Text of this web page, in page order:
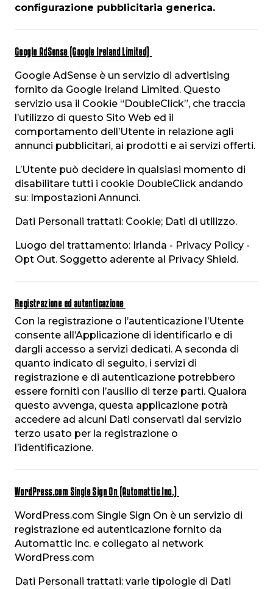
configurazione pubblicitaria generica.
Google AdSense (Google Ireland Limited)
Google AdSense è un servizio di advertising
fornito da Google Ireland Limited. Questo
servizio usa il Cookie “DoubleClick”, che traccia
l’utilizzo di questo Sito Web ed il
comportamento dell’Utente in relazione agli
annunci pubblicitari, ai prodotti e ai servizi offerti.
L’Utente può decidere in qualsiasi momento di
disabilitare tutti i cookie DoubleClick andando
su: Impostazioni Annunci.
Dati Personali trattati: Cookie; Dati di utilizzo.
Luogo del trattamento: Irlanda - Privacy Policy -
Opt Out. Soggetto aderente al Privacy Shield.
Registrazione ed autenticazione
Con la registrazione o l’autenticazione l’Utente
consente all’Applicazione di identificarlo e di
dargli accesso a servizi dedicati. A seconda di
quanto indicato di seguito, i servizi di
registrazione e di autenticazione potrebbero
essere forniti con l’ausilio di terze parti. Qualora
questo avvenga, questa applicazione potrà
accedere ad alcuni Dati conservati dal servizio
terzo usato per la registrazione o
l’identificazione.
WordPress.com Single Sign On (Automattic Inc.)
WordPress.com Single Sign On è un servizio di
registrazione ed autenticazione fornito da
Automattic Inc. e collegato al network
WordPress.com
Dati Personali trattati: varie tipologie di Dati